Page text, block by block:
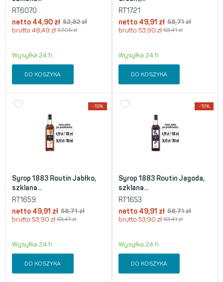
RT6070
netto 44,90 zł 52,82zł
brutto 48,49 zł 57,05zł
Wysyłka 24 h
DO KOSZYKA
RT1721
netto 49,91 zł 58,71zł
brutto 53,90 zł 63,41zł
Wysyłka 24 h
DO KOSZYKA
-15%
Syrop 1883 Routin Jabłko,
szklana...
RT1659
netto 49,91 zł 58,71zł
brutto 53,90 zł 63,41zł
Wysyłka 24 h
DO KOSZYKA
-15%
Syrop 1883 Routin Jagoda,
szklana...
RT1653
netto 49,91 zł 58,71zł
brutto 53,90 zł 63,41zł
Wysyłka 24 h
DO KOSZYKA